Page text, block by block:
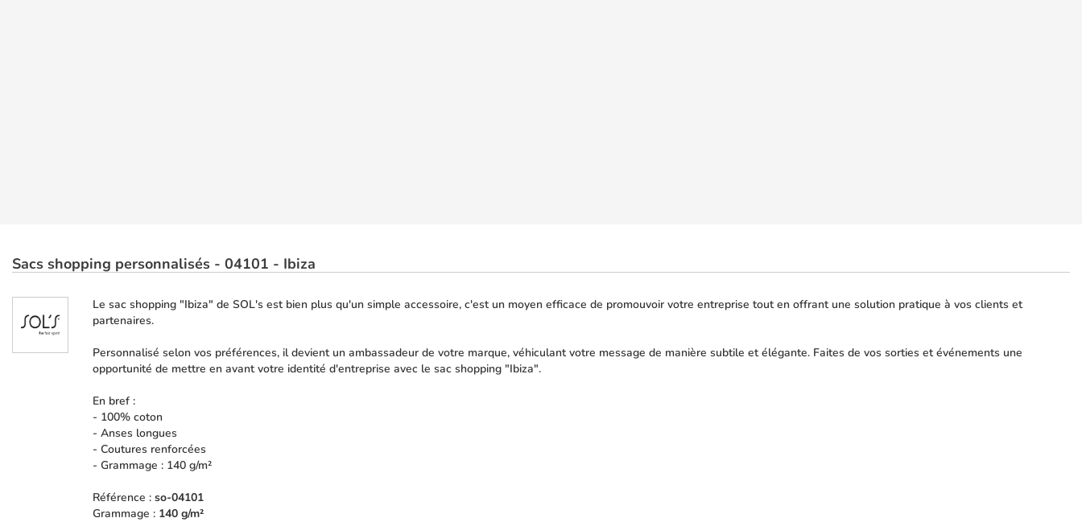
Sacs shopping personnalisés - 04101 - Ibiza
Le sac shopping "Ibiza" de SOL's est bien plus qu'un simple accessoire, c'est un moyen efficace de promouvoir votre entreprise tout en offrant une solution pratique à vos clients et
partenaires.
Personnalisé selon vos préférences, il devient un ambassadeur de votre marque, véhiculant votre message de manière subtile et élégante. Faites de vos sorties et événements une
opportunité de mettre en avant votre identité d'entreprise avec le sac shopping "Ibiza".
En bref :
- 100% coton
- Anses longues
- Coutures renforcées
- Grammage : 140 g/m²
Référence : so-04101
Grammage : 140 g/m²